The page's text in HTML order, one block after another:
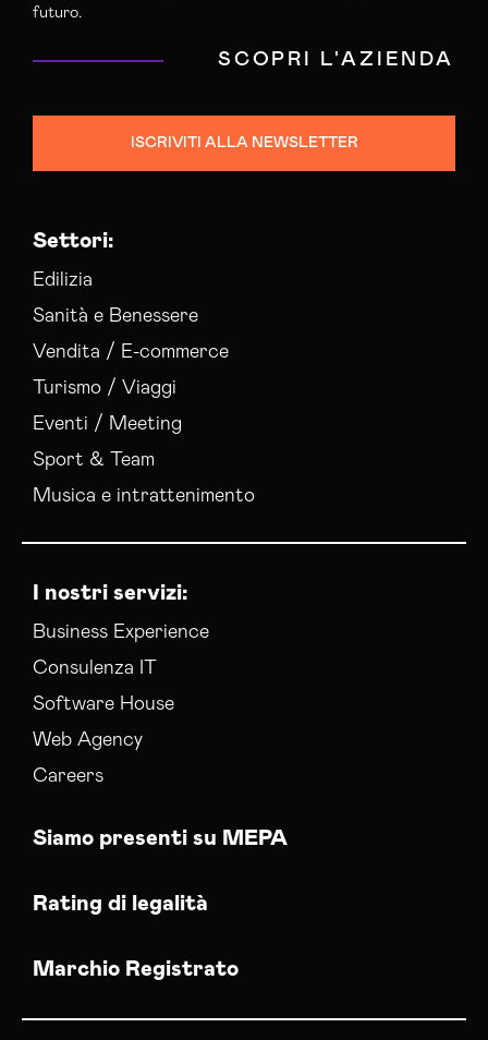
Campagne Advertising Trapani
Campagne Native Advertising Trapani
Gestione Campagne Google Ads Trapani
Gestione Social Media Trapani
Social Media Advertising Trapani
Sviluppo Ecommerce Trapani
Web Agency Trapani
futuro.
SCOPRI L'AZIENDA
ISCRIVITI ALLA NEWSLETTER
Settori:
Edilizia
Sanità e Benessere
Vendita / E-commerce
Turismo / Viaggi
Eventi / Meeting
Sport & Team
Musica e intrattenimento
I nostri servizi:
Business Experience
Consulenza IT
Software House
Web Agency
Careers
Siamo presenti su MEPA
Rating di legalità
Marchio Registrato